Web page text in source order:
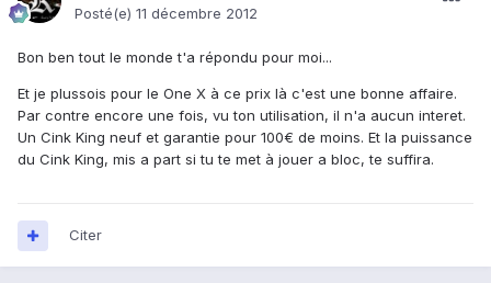
Posté(e) 11 décembre 2012
Bon ben tout le monde t'a répondu pour moi...
Et je plussois pour le One X à ce prix là c'est une bonne affaire.
Par contre encore une fois, vu ton utilisation, il n'a aucun interet.
Un Cink King neuf et garantie pour 100€ de moins. Et la puissance
du Cink King, mis a part si tu te met à jouer a bloc, te suffira.
Citer